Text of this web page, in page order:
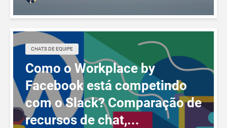
CHATS DE EQUIPE
Como o Workplace by
Facebook está competindo
com o Slack? Comparação de
recursos de chat,...